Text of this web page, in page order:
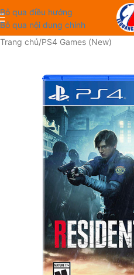
Bỏ qua điều hướng
Bỏ qua nội dung chính
Trang chủ/PS4 Games (New)